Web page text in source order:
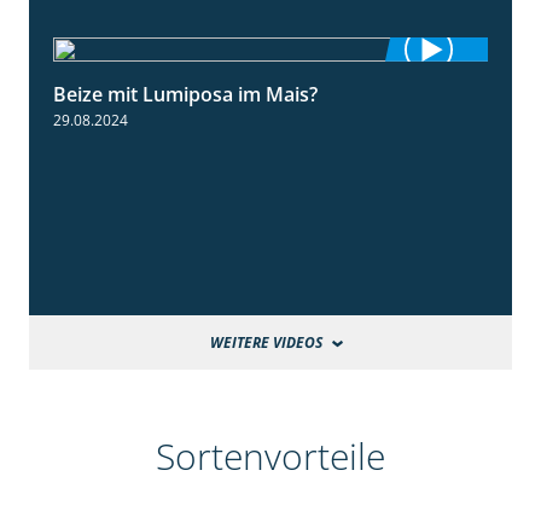
Beize mit Lumiposa im Mais?
29.08.2024
WEITERE VIDEOS
Sortenvorteile